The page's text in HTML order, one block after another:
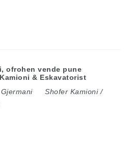
ofrohen vende pune
& Eskavatorist
Gjermani
Shofer Kamioni /